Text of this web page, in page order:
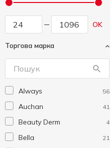
OK
Торгова марка
Always 56
Auchan 41
Beauty Derm 4
Bella 21